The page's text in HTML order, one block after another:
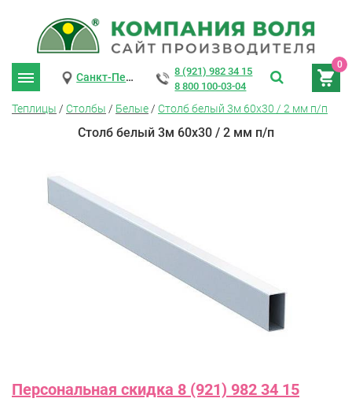
0
Санкт-Петербург
8 (921) 982 34 15
8 800 100-03-04
Теплицы / Столбы / Белые / Столб белый 3м 60х30 / 2 мм п/п
Столб белый 3м 60х30 / 2 мм п/п
Персональная скидка 8 (921) 982 34 15